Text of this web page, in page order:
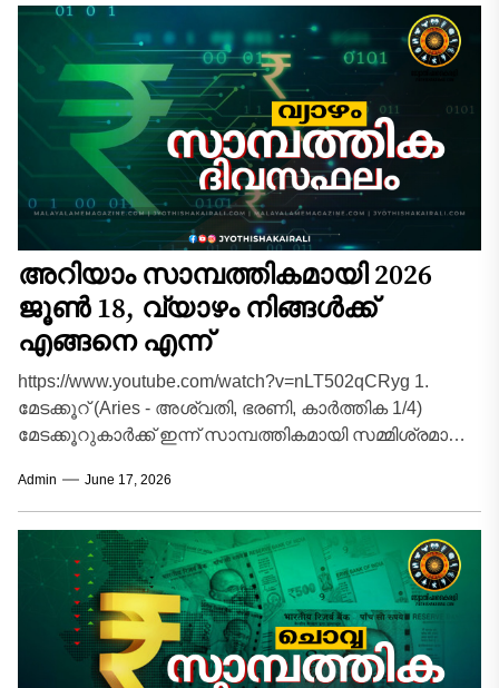
അറിയാം സാമ്പത്തികമായി 2026
ജൂൺ 18, വ്യാഴം നിങ്ങൾക്ക്
എങ്ങനെ എന്ന്
https://www.youtube.com/watch?v=nLT502qCRyg 1.
മേടക്കൂറ് (Aries - അശ്വതി, ഭരണി, കാർത്തിക 1/4)
മേടക്കൂറുകാർക്ക് ഇന്ന് സാമ്പത്തികമായി സമ്മിശ്രമായ
ചൊവ്വയുടെ അനുകൂലാവസ്ഥ ബിസിനസ്സിൽ...
Admin June 17, 2026